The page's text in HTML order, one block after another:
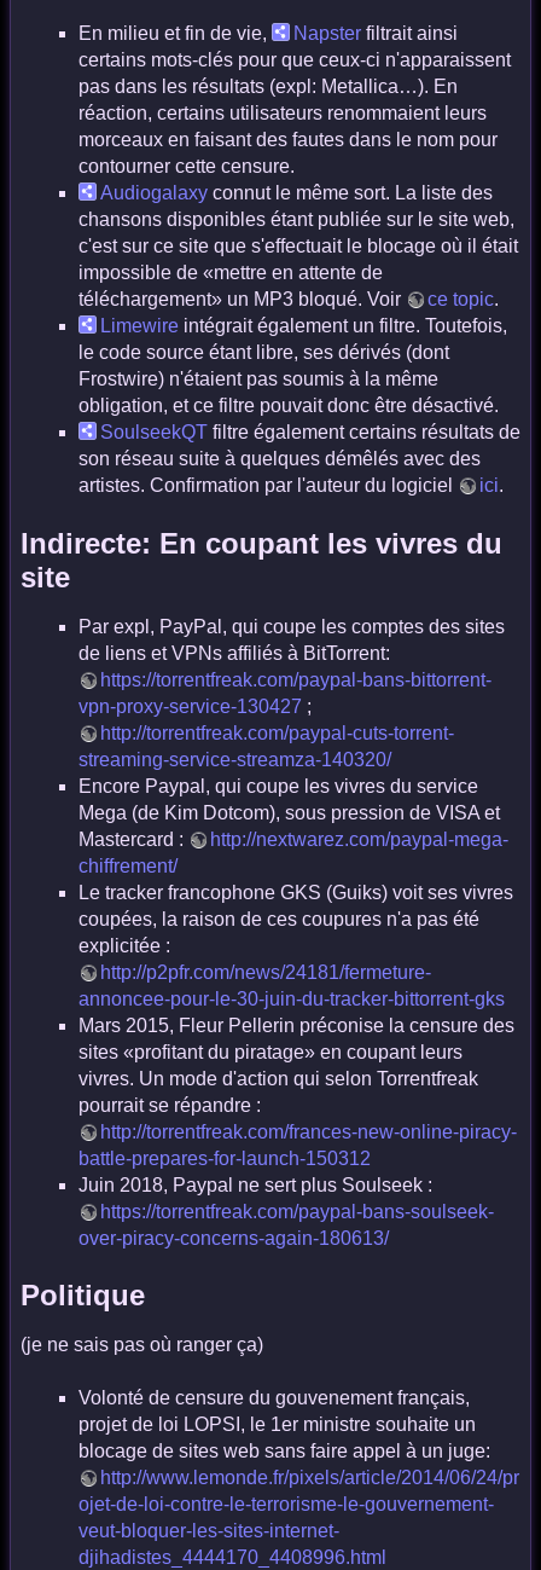
En milieu et fin de vie, Napster filtrait ainsi
certains mots-clés pour que ceux-ci n'apparaissent
pas dans les résultats (expl: Metallica…). En
réaction, certains utilisateurs renommaient leurs
morceaux en faisant des fautes dans le nom pour
contourner cette censure.
Audiogalaxy connut le même sort. La liste des
chansons disponibles étant publiée sur le site web,
c'est sur ce site que s'effectuait le blocage où il était
impossible de «mettre en attente de
téléchargement» un MP3 bloqué. Voir
ce topic.
Limewire intégrait également un filtre. Toutefois,
le code source étant libre, ses dérivés (dont
Frostwire) n'étaient pas soumis à la même
obligation, et ce filtre pouvait donc être désactivé.
SoulseekQT filtre également certains résultats de
son réseau suite à quelques démêlés avec des
artistes. Confirmation par l'auteur du logiciel
ici.
Indirecte: En coupant les vivres du
site
Par expl, PayPal, qui coupe les comptes des sites
de liens et VPNs affiliés à BitTorrent:
https://torrentfreak.com/paypal-bans-bittorrent-
vpn-proxy-service-130427 ;
http://torrentfreak.com/paypal-cuts-torrent-
streaming-service-streamza-140320/
Encore Paypal, qui coupe les vivres du service
Mega (de Kim Dotcom), sous pression de VISA et
Mastercard :
http://nextwarez.com/paypal-mega-
chiffrement/
Le tracker francophone GKS (Guiks) voit ses vivres
coupées, la raison de ces coupures n'a pas été
explicitée :
http://p2pfr.com/news/24181/fermeture-
annoncee-pour-le-30-juin-du-tracker-bittorrent-gks
Mars 2015, Fleur Pellerin préconise la censure des
sites «profitant du piratage» en coupant leurs
vivres. Un mode d'action qui selon Torrentfreak
pourrait se répandre :
http://torrentfreak.com/frances-new-online-piracy-
battle-prepares-for-launch-150312
Juin 2018, Paypal ne sert plus Soulseek :
https://torrentfreak.com/paypal-bans-soulseek-
over-piracy-concerns-again-180613/
Politique
(je ne sais pas où ranger ça)
Volonté de censure du gouvenement français,
projet de loi LOPSI, le 1er ministre souhaite un
blocage de sites web sans faire appel à un juge:
http://www.lemonde.fr/pixels/article/2014/06/24/pr
ojet-de-loi-contre-le-terrorisme-le-gouvernement-
veut-bloquer-les-sites-internet-
djihadistes_4444170_4408996.html